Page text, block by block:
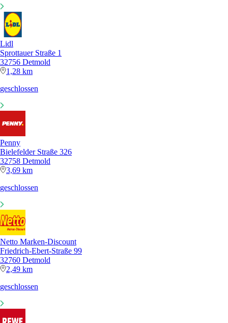
Lidl
Sprottauer Straße 1
32756 Detmold
1,28 km
geschlossen
Penny
Bielefelder Straße 326
32758 Detmold
3,69 km
geschlossen
Netto Marken-Discount
Friedrich-Ebert-Straße 99
32760 Detmold
2,49 km
geschlossen